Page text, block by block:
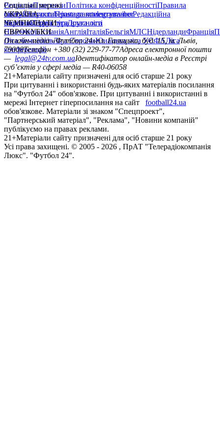
РедакціяПрогнозиПолітика конфіденційностіПравила
сайтуКонтактиПравила коментуванняРедакційна
політикаСтруктура власності
Соціальні мережі
facebookxyoutubeinstagramtelegramviber
УКРАЇНА
УкраїнаПерша лігаДруга ліга
ЧЕМПІОНАТИ
НімеччинаІспаніяАнгліяІталіяБельгіяМЛСНідерландиФранція
ЄВРОКУБКИ
Ліга чемпіонівЛіга ЄвропиЮнацька ліга УЄФАЛіга
конференцій
Онлайн-медіа «Футбол 24»пл. Галицька, буд. 15, м. Львів,
79008Телефон +380 (32) 229-77-77Адреса електронної пошти
— legal@24tv.com.uaІдентифікатор онлайн-медіа в Реєстрі
суб’єктів у сфері медіа — R40-06058
21+Матеріали сайту призначені для осіб старше 21 року
При цитуванні і використанні будь-яких матеріалів посилання
на "Футбол 24" обов'язкове. При цитуванні і використанні в
мережі Інтернет гіперпосилання на сайт
football24.ua
обов'язкове. Матеріали зі знаком "Спецпроект",
"Партнерський матеріал", "Реклама", "Новини компаній"
публікуємо на правах реклами.
21+Матеріали сайту призначені для осіб старше 21 року
Усi права захищенi. © 2005 - 2026 , ПрАТ "Телерадіокомпанія
Люкс". "Футбол 24".